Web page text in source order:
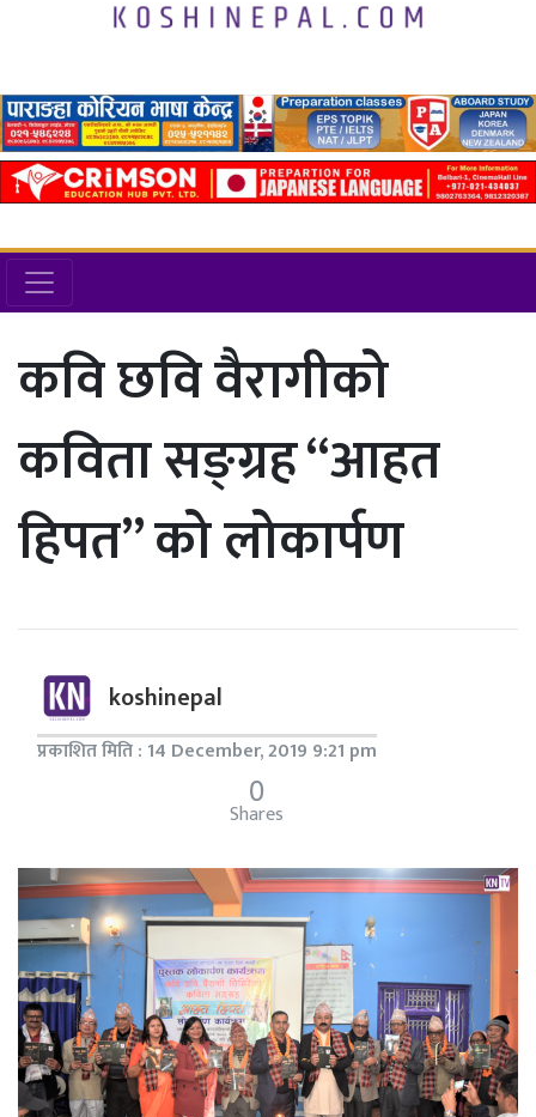
कवि छवि वैरागीको
कविता सङ्ग्रह “आहत
हिपत” को लोकार्पण
koshinepal
प्रकाशित मिति : 14 December, 2019 9:21 pm
0
Shares